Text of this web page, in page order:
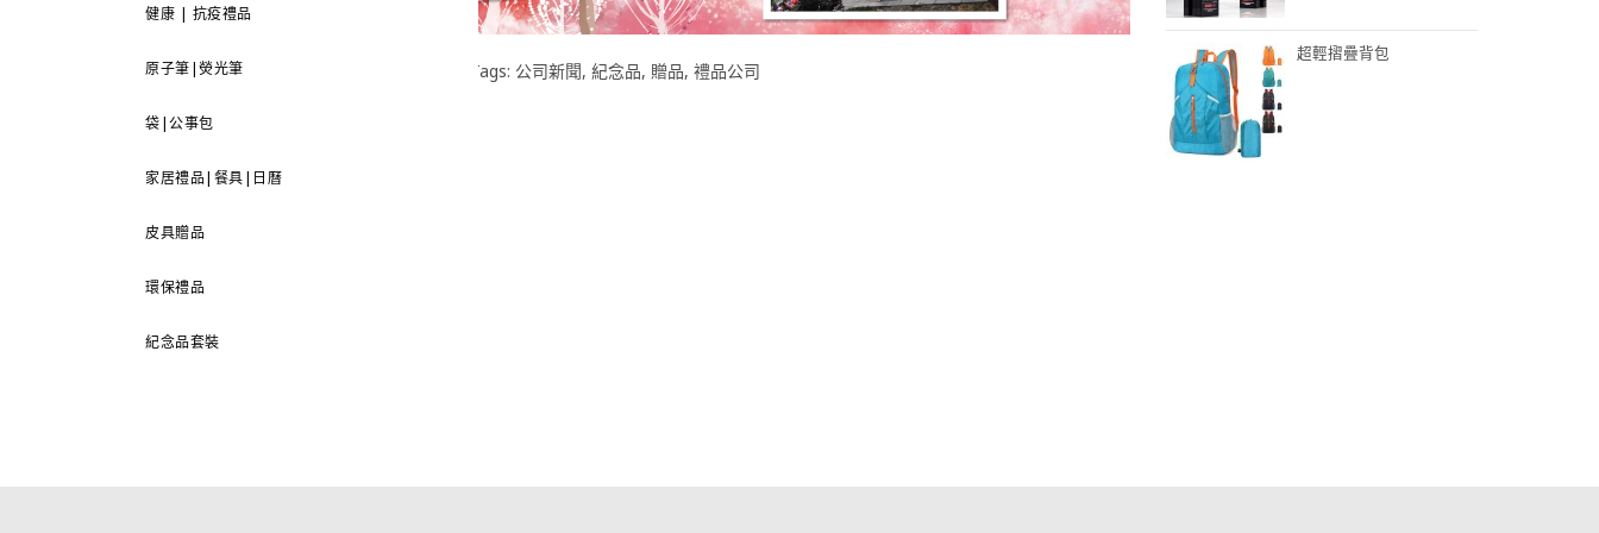
健康 | 抗疫禮品
原子筆|熒光筆
袋|公事包
家居禮品|餐具|日曆
皮具贈品
環保禮品
紀念品套裝
Tags: 公司新聞, 紀念品, 贈品, 禮品公司
超輕摺疊背包